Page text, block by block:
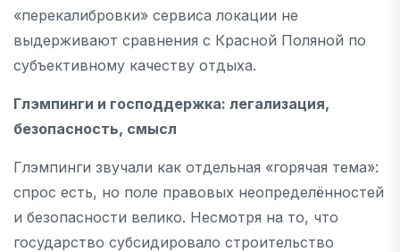
«перекалибровки» сервиса локации не
выдерживают сравнения с Красной Поляной по
субъективному качеству отдыха.
Глэмпинги и господдержка: легализация,
безопасность, смысл
Глэмпинги звучали как отдельная «горячая тема»:
спрос есть, но поле правовых неопределённостей
и безопасности велико. Несмотря на то, что
государство субсидировало строительство